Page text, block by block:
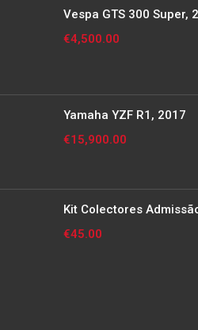
Vespa GTS 300 Super,
€4,500.00
Yamaha YZF R1, 2017
€15,900.00
Kit Colectores
€45.00